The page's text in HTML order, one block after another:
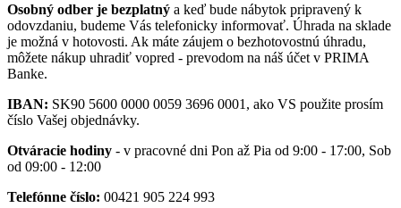
Osobný odber je bezplatný a keď bude nábytok pripravený k
odovzdaniu, budeme Vás telefonicky informovať. Úhrada na sklade
je možná v hotovosti. Ak máte záujem o bezhotovostnú úhradu,
môžete nákup uhradiť vopred - prevodom na náš účet v PRIMA
Banke.
IBAN: SK90 5600 0000 0059 3696 0001, ako VS použite prosím
číslo Vašej objednávky.
Otváracie hodiny - v pracovné dni Pon až Pia od 9:00 - 17:00, Sob
od 09:00 - 12:00
Telefónne číslo: 00421 905 224 993